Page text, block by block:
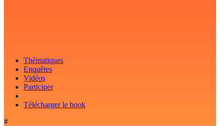
Thématiques
Enquêtes
Vidéos
Participer
Télécharger le book
#